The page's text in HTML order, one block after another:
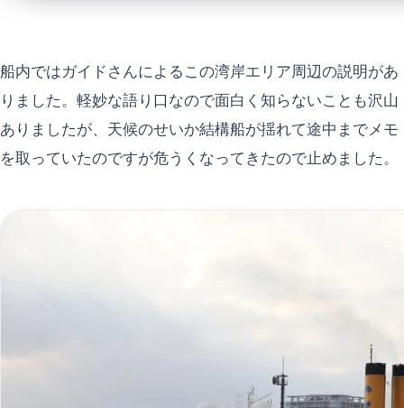
船内ではガイドさんによるこの湾岸エリア周辺の説明があ
りました。軽妙な語り口なので面白く知らないことも沢山
ありましたが、天候のせいか結構船が揺れて途中までメモ
を取っていたのですが危うくなってきたので止めました。